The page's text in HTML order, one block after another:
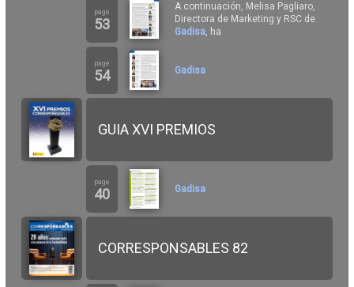
page
53
A continuación, Melisa Pagliaro,
Directora de Marketing y RSC de
Gadisa, ha
page
54 Gadisa
GUIA XVI PREMIOS
page
40 Gadisa
CORRESPONSABLES 82